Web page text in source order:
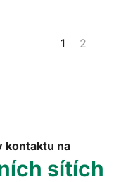
1 2
kontaktu na
sítích